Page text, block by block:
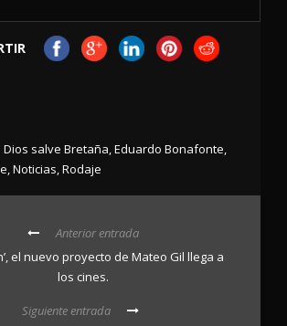
Dios salve Bretaña,Eduardo Bonafonte,
,Noticias,Rodaje
Anterior entrada
el nuevo proyecto de Mateo Gil llega a
los cines.
Siguiente entrada